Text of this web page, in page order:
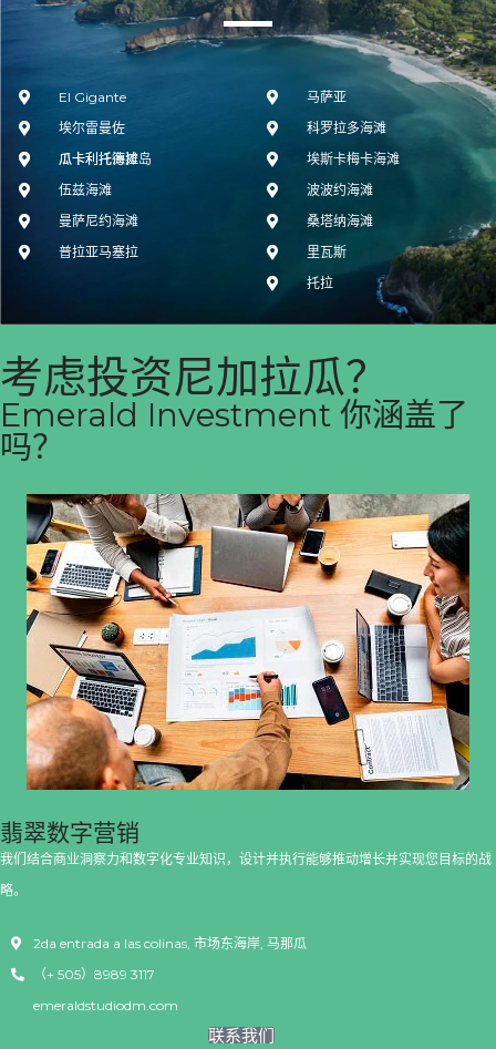
El Gigante
埃尔雷曼佐
瓜卡利托德拉岛
马萨亚
科罗拉多海滩
埃斯卡梅卡海滩
瓜卡利托海滩
伍兹海滩
曼萨尼约海滩
普拉亚马塞拉
波波约海滩
桑塔纳海滩
里瓦斯
托拉
考虑投资尼加拉瓜？
Emerald Investment 你涵盖了
吗？
翡翠数字营销
我们结合商业洞察力和数字化专业知识，设计并执行能够推动增长并实现您目标的战
略。
2da entrada a las colinas, 市场东海岸, 马那瓜
（+ 505）8989 3117
emeraldstudiodm.com
联系我们